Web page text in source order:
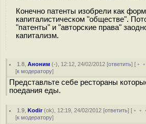
Конечно патенты изобрели как
капиталистическом "обществе".
"патенты" и "авторские права"
капитализм.
1.8 ,Аноним (-), 12:12, 24/02/2012 [ответить] [
[к модератору]
Представльте себе рестораны
поедания еды.
1.9 ,Kodir(ok), 12:19, 24/02/2012 [ответить] [
[к модератору]